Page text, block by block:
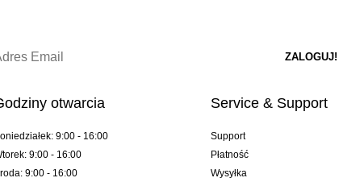
otwarcia
9:00 - 16:00
9:00 - 16:00
9:00 - 16:00
Service & Support
Support
Płatność
Wysyłka